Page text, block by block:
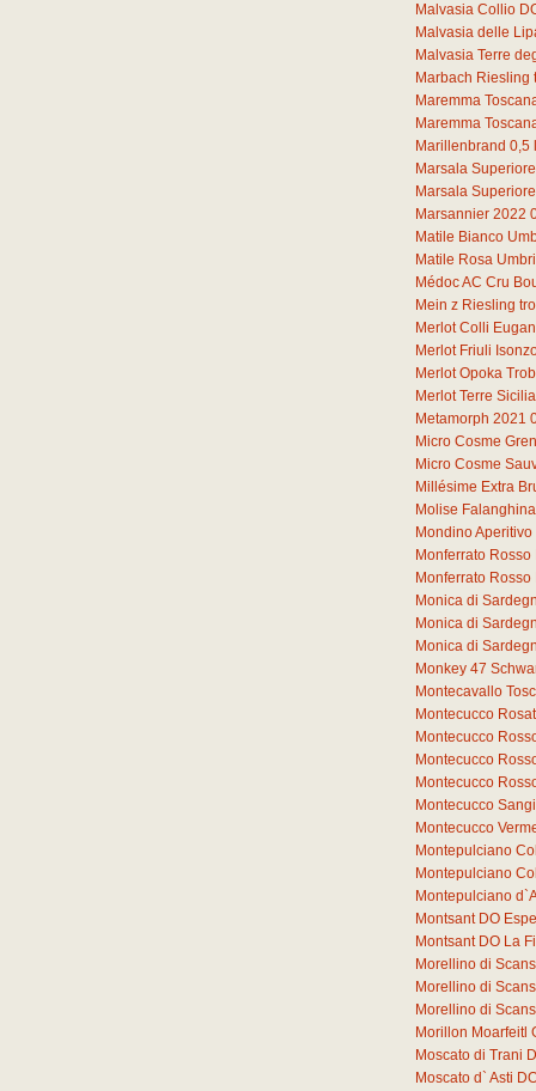
Malvasia Collio
Malvasia delle
Malvasia Terre
Marbach Riesling
Maremma
Maremma
Marillenbrand 0,5
Marsala
Marsala
Marsannier 2022
Matile Bianco
Matile Rosa
Médoc AC Cru
Mein z Riesling
Merlot Colli
Merlot Friuli
Merlot Opoka
Merlot Terre
Metamorph 2021
Micro Cosme
Micro Cosme
Millésime Extra
Molise
Mondino Aperitivo
Monferrato
Monferrato
Monica di
Monica di
Monica di
Monkey 47
Montecavallo
Montecucco
Montecucco
Montecucco
Montecucco
Montecucco
Montecucco
Montepulciano
Montepulciano
Montepulciano
Montsant DO
Montsant DO La
Morellino di
Morellino di
Morellino di
Morillon Moarfeitl
Moscato di Trani
Moscato d` Asti